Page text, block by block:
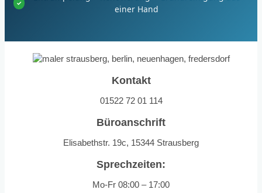
✓
einer Hand
Kontakt
01522 72 01 114
Büroanschrift
Elisabethstr. 19c, 15344 Strausberg
Sprechzeiten:
Mo-Fr 08:00 – 17:00